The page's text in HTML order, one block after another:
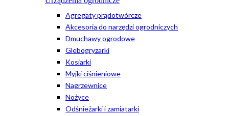
Agregaty prądotwórcze
Akcesoria do narzędzi ogrodniczych
Dmuchawy ogrodowe
Glebogryzarki
Kosiarki
Myjki ciśnieniowe
Nagrzewnice
Nożyce
Odśnieżarki i zamiatarki